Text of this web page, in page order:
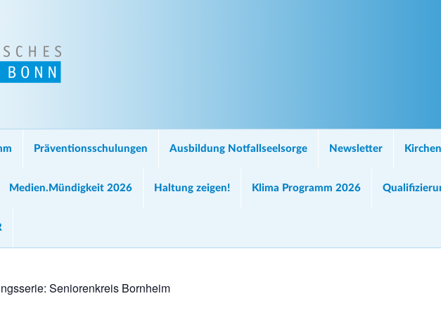
Präventionsschulungen Ausbildung Notfallseelsorge Newsletter
Medien.Mündigkeit 2026 Haltung zeigen! Klima Programm 2026
Seniorenkreis Bornheim